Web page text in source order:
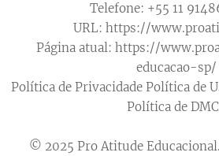
Telefone: +55 11
URL: https://
Página atual: https://
educacao-sp/
Política de Privacidade Política de
Política de
© 2025 Pro Atitude